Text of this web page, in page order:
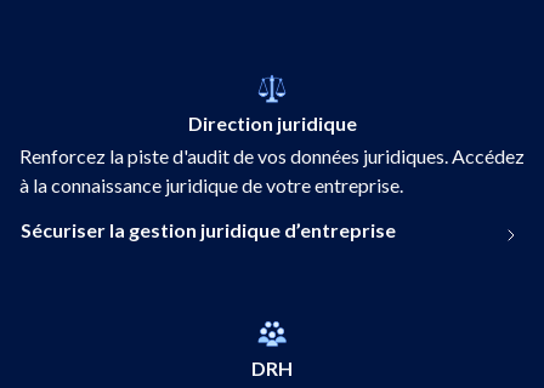
Direction juridique
Renforcez la piste d'audit de vos données juridiques. Accédez
à la connaissance juridique de votre entreprise.
Sécuriser la gestion juridique d’entreprise
DRH